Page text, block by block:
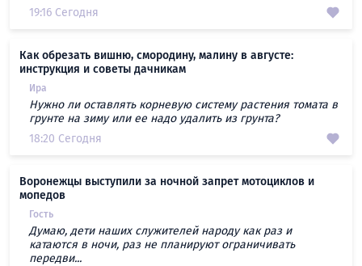
19:16 Сегодня
Как обрезать вишню, смородину, малину в августе:
инструкция и советы дачникам
Ира
Нужно ли оставлять корневую систему растения томата в
грунте на зиму или ее надо удалить из грунта?
18:20 Сегодня
Воронежцы выступили за ночной запрет мотоциклов и
мопедов
Гость
Думаю, дети наших служителей народу как раз и
катаются в ночи, раз не планируют ограничивать
передви...